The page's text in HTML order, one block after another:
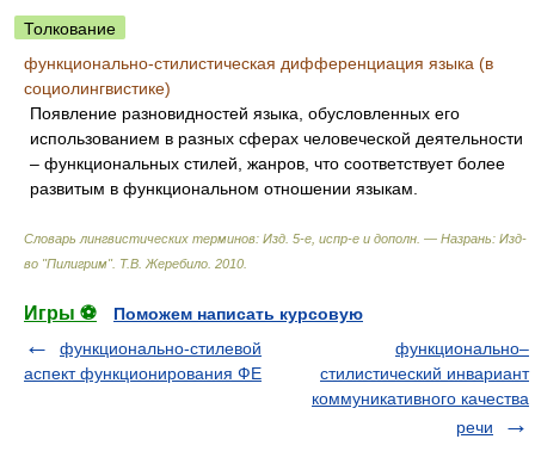
Толкование
функционально-стилистическая дифференциация языка (в
социолингвистике)
Появление разновидностей языка, обусловленных его
использованием в разных сферах человеческой деятельности
– функциональных стилей, жанров, что соответствует более
развитым в функциональном отношении языкам.
Словарь лингвистических терминов: Изд. 5-е, испр-е и дополн. — Назрань: Изд-
во "Пилигрим". Т.В. Жеребило 2010
Игры ⚽
Поможем написать курсовую
функционально-стилевой
аспект функционирования ФЕ
функционально–
стилистический инвариант
коммуникативного качества
речи